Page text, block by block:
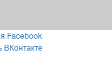
Facebook
ВКонтакте